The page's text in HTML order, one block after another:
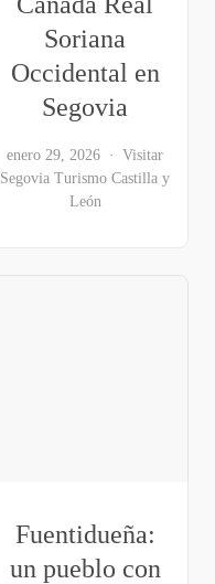
Soriana
Occidental en
Segovia
enero 29, 2026
Visitar
Segovia Turismo Castilla y
León
Fuentidueña:
un pueblo con